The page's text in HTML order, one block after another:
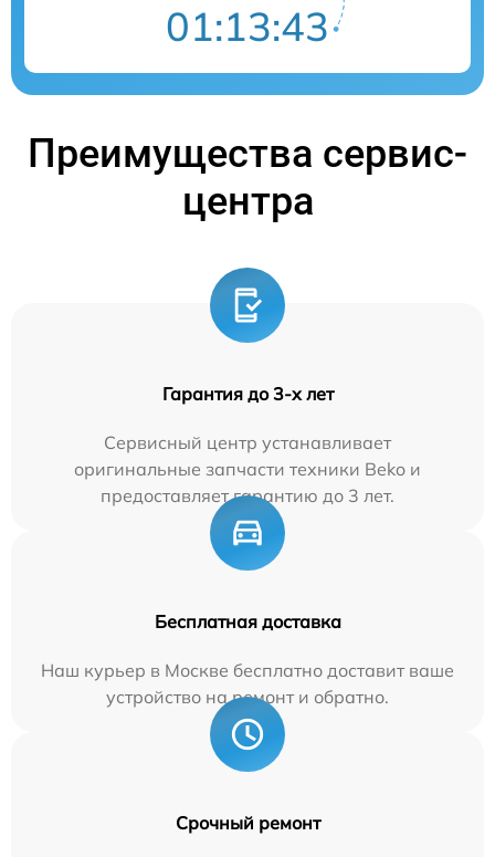
01:13:42
Преимущества сервис-
центра
Гарантия до 3-х лет
Сервисный центр устанавливает
оригинальные запчасти техники Beko и
предоставляет гарантию до 3 лет.
Бесплатная доставка
Наш курьер в Москве бесплатно доставит ваше
устройство на ремонт и обратно.
Срочный ремонт